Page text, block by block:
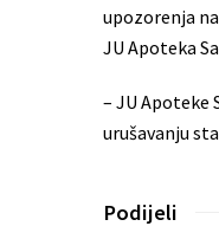
upozorenja
JU Apoteka
– JU Apoteke
urušavanju
Podijeli